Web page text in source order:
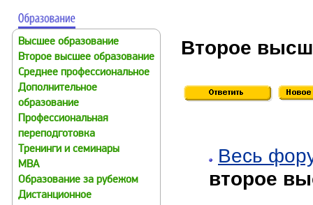
Высшее образование
Второе высшее образование
Среднее профессиональное
Дополнительное
образование
Профессиональная
переподготовка
Тренинги и семинары
MBA
Образование за рубежом
Дистанционное
Второе
Весь
второе